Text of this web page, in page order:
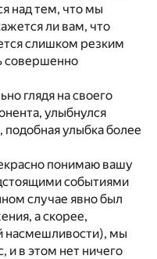
над тем, что мы
ли вам, что
слишком резким
совершенно
глядя на своего
улыбнулся
улыбка более
понимаю вашу
событиями
случае явно был
а скорее,
насмешливости), мы
и в этом нет ничего